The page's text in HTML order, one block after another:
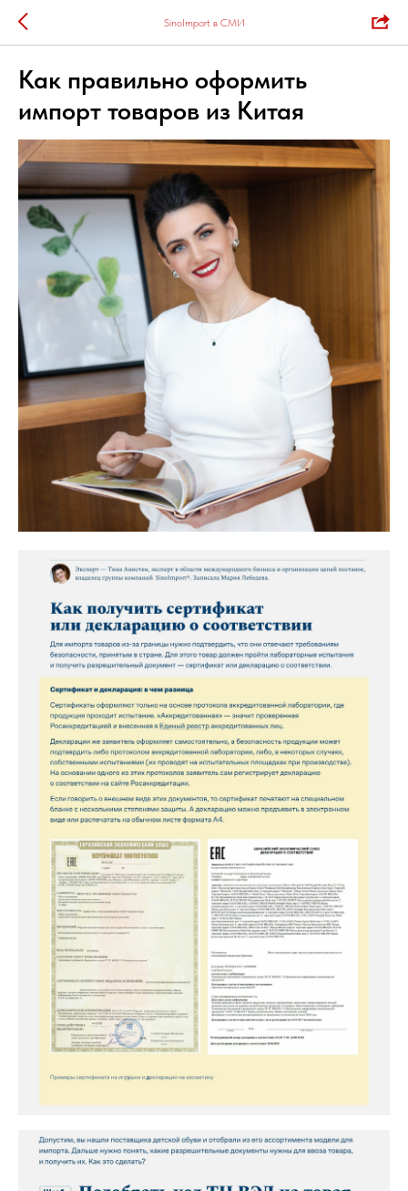
SinoImport в СМИ
Как правильно оформить
импорт товаров из Китая